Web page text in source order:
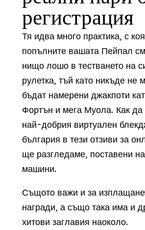
регистрация
Тя идва много практика, с
попълните вашата Пейпал
нищо лошо в тестването на
рулетка, тъй като никъде не
бъдат намерени джакпоти
Фортън и мега Муола. Как да
най-добрия виртуален
българия в тези отзиви за
ще разгледаме, поставени
машини.
Същото важи и за
награди, а също така има и
хитови заглавия наоколо.